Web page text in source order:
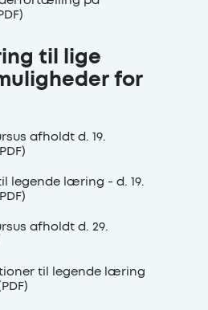
til lige
for
afholdt d. 19.
legende læring - d. 19.
afholdt d. 29.
til legende læring